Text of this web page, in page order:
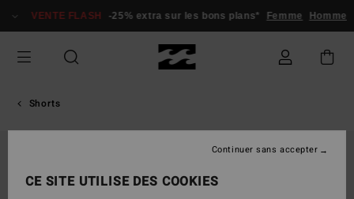
VENTE FLASH -25% extra sur les bons plans* Femme Homme
Shorts
CE SITE UTILISE DES COOKIES
Continuer sans accepter